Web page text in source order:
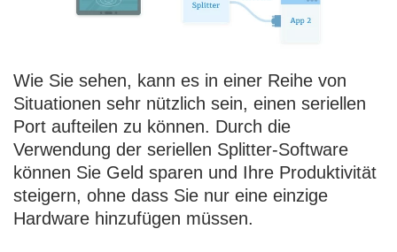
Wie Sie sehen, kann es in einer Reihe von
Situationen sehr nützlich sein, einen seriellen
Port aufteilen zu können. Durch die
Verwendung der seriellen Splitter-Software
können Sie Geld sparen und Ihre Produktivität
steigern, ohne dass Sie nur eine einzige
Hardware hinzufügen müssen.